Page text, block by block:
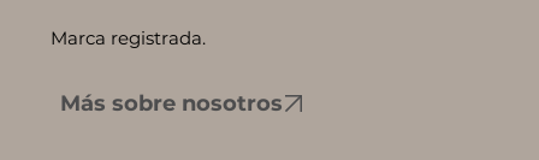
Marca registrada.
Más sobre nosotros